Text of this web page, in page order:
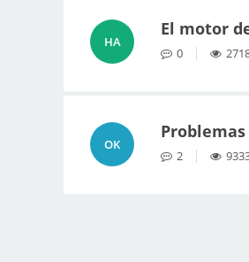
HA
El motor
0
OK
2